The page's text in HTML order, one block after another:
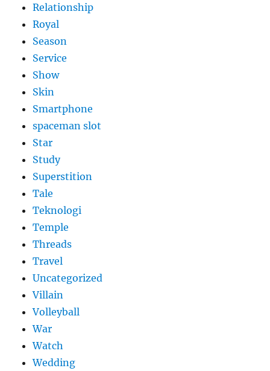
Relationship
Royal
Season
Service
Show
Skin
Smartphone
spaceman slot
Star
Study
Superstition
Tale
Teknologi
Temple
Threads
Travel
Uncategorized
Villain
Volleyball
War
Watch
Wedding